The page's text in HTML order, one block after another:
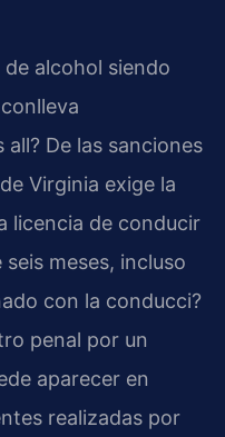
alcohol siendo
De las sanciones
Virginia exige la
licencia de conducir
meses, incluso
con la conducci?
penal por un
aparecer en
realizadas por